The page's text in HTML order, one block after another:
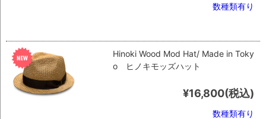
数種類有り
Hinoki Wood Mod Hat/ Made in Toky
o ヒノキモッズハット
¥16,800(税込)
数種類有り